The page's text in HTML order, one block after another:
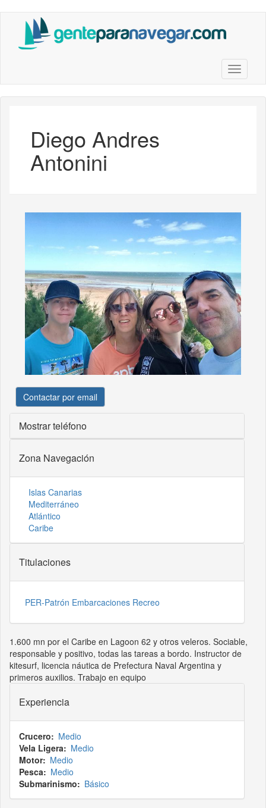
contenido
Toggle
Diego Andres
Antonini
Contactar por email
Mostrar teléfono
Zona Navegación
Islas Canarias
Mediterráneo
Atlántico
Caribe
Titulaciones
PER-Patrón Embarcaciones Recreo
1.600 mn por el Caribe en Lagoon 62 y otros veleros. Sociable,
responsable y positivo, todas las tareas a bordo. Instructor de
kitesurf, licencia náutica de Prefectura Naval Argentina y
primeros auxilios. Trabajo en equipo
Experiencia
Crucero
Medio
Vela Ligera
Medio
Motor
Medio
Pesca
Medio
Submarinismo
Básico